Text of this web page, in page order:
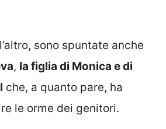
sono spuntate anche
, la figlia di Monica e di
che, a quanto pare, ha
le orme dei genitori.